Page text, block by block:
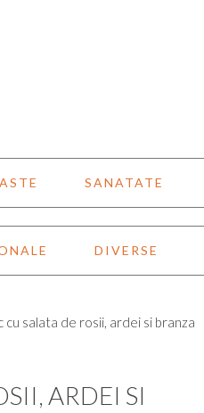
SANATATE
DIVERSE
salata de rosii, ardei si branza
ARDEI SI